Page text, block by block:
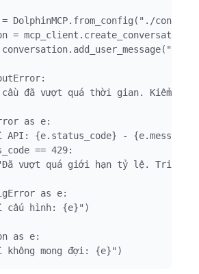
DolphinMCP.from_config("./
= mcp_client.create_conversation()
đã vượt quá thời gian. Kiểm
as e:
API: {e.status_code} -
== 429:
vượt quá giới hạn tỷ lệ. Triển
as e:
cấu hình: {e}")
as e: